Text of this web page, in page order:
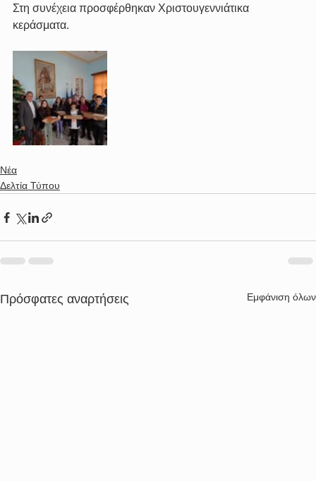
Στη συνέχεια προσφέρθηκαν Χριστουγεννιάτικα
κεράσματα.
Νέα
Δελτία Τύπου
Πρόσφατες αναρτήσεις Εμφάνιση όλων